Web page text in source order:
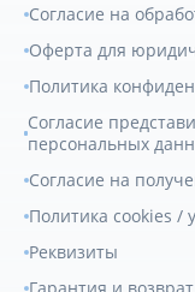
Согласие на
Оферта для
Политика
Согласие
персональных
Согласие на
Политика cookies /
Реквизиты